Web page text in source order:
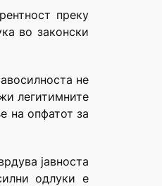
преку
во законски
не
легитимните
на опфатот за
јавноста
одлуки е